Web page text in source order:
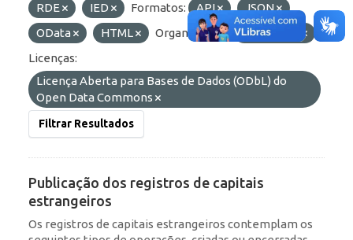
RDE
IED Formatos: API
JSON
OData
HTML Organizações:
BCB/Dstat
Licenças:
Licença Aberta para Bases de Dados (ODbL) do
Open Data Commons
Filtrar Resultados
Publicação dos registros de capitais
estrangeiros
Os registros de capitais estrangeiros contemplam os